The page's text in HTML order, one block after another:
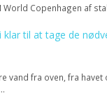
Copenhagen af
klar til at tage de
vand fra oven, fra havet